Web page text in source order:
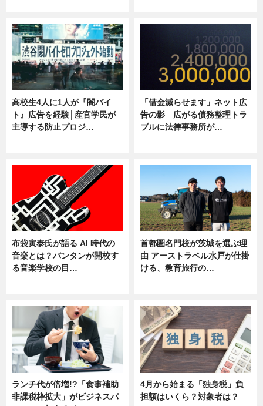
高校生4人に1人が『闇バイ
ト』広告を経験│産官学民が
主導する防止プロジ…
「借金減らせます」ネット広
告の影 広がる債務整理トラ
ブルに法律事務所が…
布袋寅泰氏が語る AI 時代の
音楽とは？バンタンが開校す
る音楽学校の目…
首都圏名門校が茨城を選ぶ理
由 アーストラベル水戸が仕掛
ける、教育旅行の…
ランチ代が倍増!?「食事補助
非課税枠拡大」がビジネスパ
4月から始まる「独身税」負
担額はいくら？対象者は？